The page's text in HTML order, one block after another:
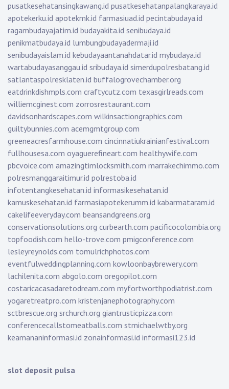
pusatkesehatansingkawang.id pusatkesehatanpalangkaraya.id
apotekerku.id apotekmk.id farmasiuad.id pecintabudaya.id
ragambudayajatim.id budayakita.id senibudaya.id
penikmatbudaya.id lumbungbudayadermaji.id
senibudayaislam.id kebudayaantanahdatar.id mybudaya.id
wartabudayasanggau.id sribudaya.id simerdupolresbatang.id
satlantaspolresklaten.id buffalogrovechamber.org
eatdrinkdishmpls.com craftycutz.com texasgirlreads.com
williemcginest.com zorrosrestaurant.com
davidsonhardscapes.com wilkinsactiongraphics.com
guiltybunnies.com acemgmtgroup.com
greeneacresfarmhouse.com cincinnatiukrainianfestival.com
fullhousesa.com oyaguerefineart.com healthywife.com
pbcvoice.com amazingtimlocksmith.com marrakechimmo.com
polresmanggaraitimur.id polrestoba.id
infotentangkesehatan.id informasikesehatan.id
kamuskesehatan.id farmasiapotekerumm.id kabarmataram.id
cakelifeeveryday.com beansandgreens.org
conservationsolutions.org curbearth.com pacificocolombia.org
topfoodish.com hello-trove.com pmigconference.com
lesleyreynolds.com tomulrichphotos.com
eventfulweddingplanning.com kowloonbaybrewery.com
lachilenita.com abgolo.com oregopilot.com
costaricacasadaretodream.com myfortworthpodiatrist.com
yogaretreatpro.com kristenjanephotography.com
sctbrescue.org srchurch.org giantrusticpizza.com
conferencecallstomeatballs.com stmichaelwtby.org
keamananinformasi.id zonainformasi.id informasi123.id
slot deposit pulsa